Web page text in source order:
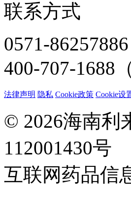
联系方式
0571-86257886
400-707-1688
法律声明 隐私 Cookie政策 Cookie设
© 2026海南利
112001430号
互联网药品信